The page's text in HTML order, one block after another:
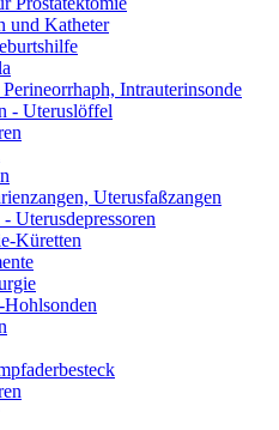
und Katheter
Intrauterinsonde
- Uteruslöffel
Uterusfaßzangen
Uterusdepressoren
Küretten